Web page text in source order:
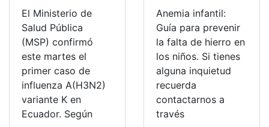
El Ministerio de
Salud Pública
(MSP) confirmó
este martes el
primer caso de
influenza A(H3N2)
variante K en
Ecuador. Según
Anemia infantil:
Guía para prevenir
la falta de hierro en
los niños. Si tienes
alguna inquietud
recuerda
contactarnos a
través